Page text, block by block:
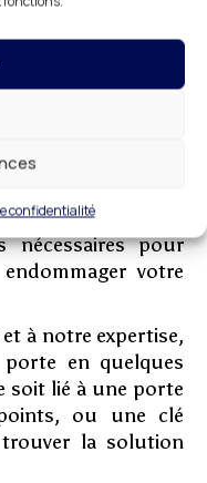
confidentialité
: une
dégâts
lorsque vous êtes
de porte
nécessaires pour
votre
à notre expertise,
en quelques
soit lié à une porte
ou une clé
trouver la solution